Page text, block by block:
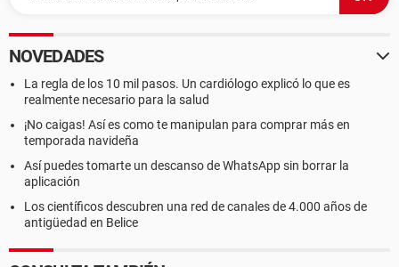
NOVEDADES
La regla de los 10 mil pasos. Un cardiólogo explicó lo que es
realmente necesario para la salud
¡No caigas! Así es como te manipulan para comprar más en
temporada navideña
Así puedes tomarte un descanso de WhatsApp sin borrar la
aplicación
Los científicos descubren una red de canales de 4.000 años de
antigüedad en Belice